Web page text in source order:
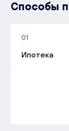
Способы
01
Ипотека